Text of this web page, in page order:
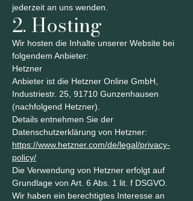
jederzeit an uns wenden.
2. Hosting
Wir hosten die Inhalte unserer Website bei
folgendem Anbieter:
Hetzner
Anbieter ist die Hetzner Online GmbH,
Industriestr. 25, 91710 Gunzenhausen
(nachfolgend Hetzner).
Details entnehmen Sie der
Datenschutzerklärung von Hetzner:
https://www.hetzner.com/de/legal/privacy-
policy/
Die Verwendung von Hetzner erfolgt auf
Grundlage von Art. 6 Abs. 1 lit. f DSGVO.
Wir haben ein berechtigtes Interesse an